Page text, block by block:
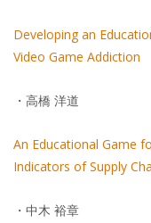
Developing an
Video Game Addiction
・高橋 洋道
An Educational Game
Indicators of Supply
・中木 裕章